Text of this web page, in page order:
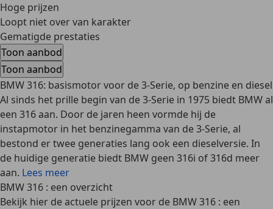
Hoge prijzen
Loopt niet over van karakter
Gematigde prestaties
Toon aanbod
Toon aanbod
BMW 316: basismotor voor de 3-Serie, op benzine en diesel
Al sinds het prille begin van de 3-Serie in 1975 biedt BMW al
een 316 aan. Door de jaren heen vormde hij de
instapmotor in het benzinegamma van de 3-Serie, al
bestond er twee generaties lang ook een dieselversie. In
de huidige generatie biedt BMW geen 316i of 316d meer
aan. Lees meer
BMW 316 : een overzicht
Bekijk hier de actuele prijzen voor de BMW 316 : een